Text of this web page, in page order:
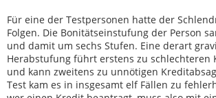
Für eine der Testpersonen hatte der
Folgen. Die Bonitätseinstufung der Person
und damit um sechs Stufen. Eine derart
Herabstufung führt erstens zu schlechteren
und kann zweitens zu unnötigen
Test kam es in insgesamt elf Fällen zu